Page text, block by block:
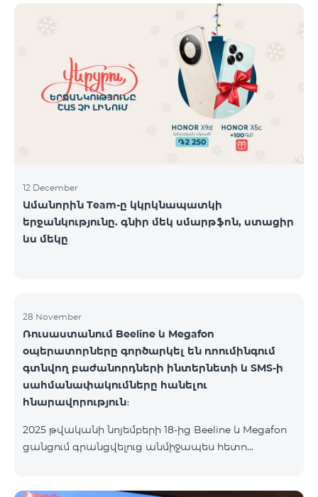
12 December
Ամանորին Team-ը կկրկնապատկի
երջանկությունը. գնիր մեկ սմարթֆոն, ստացիր
ևս մեկը
28 November
Ռուսաստանում Beeline և Megafon
օպերատորները գործարկել են ռոումինգում
գտնվող բաժանորդների ինտերնետի և SMS-ի
սահմանափակումները հանելու
հնարավորություն։
2025 թվականի նոյեմբերի 18-ից Beeline և Megafon
ցանցում գրանցվելուց անմիջապես հետո